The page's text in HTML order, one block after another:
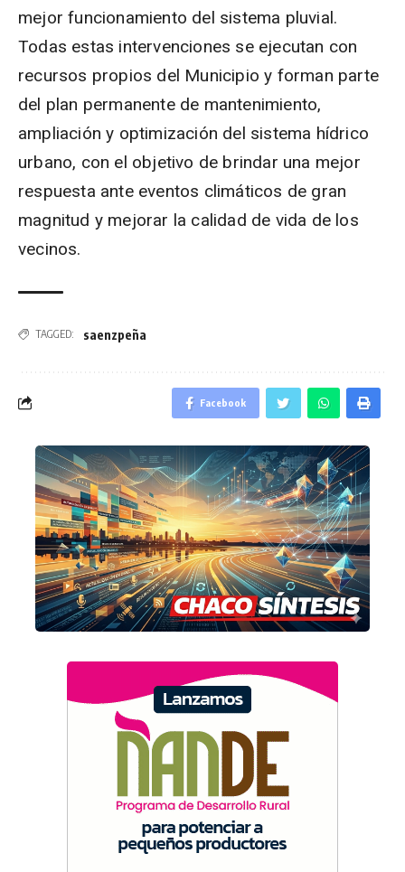
mejor funcionamiento del sistema pluvial.
Todas estas intervenciones se ejecutan con
recursos propios del Municipio y forman parte
del plan permanente de mantenimiento,
ampliación y optimización del sistema hídrico
urbano, con el objetivo de brindar una mejor
respuesta ante eventos climáticos de gran
magnitud y mejorar la calidad de vida de los
vecinos.
TAGGED: saenzpeña
Facebook